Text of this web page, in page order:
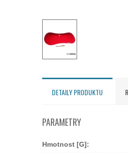
DETAILY PRODUKTU
PARAMETRY
Hmotnost [g]: